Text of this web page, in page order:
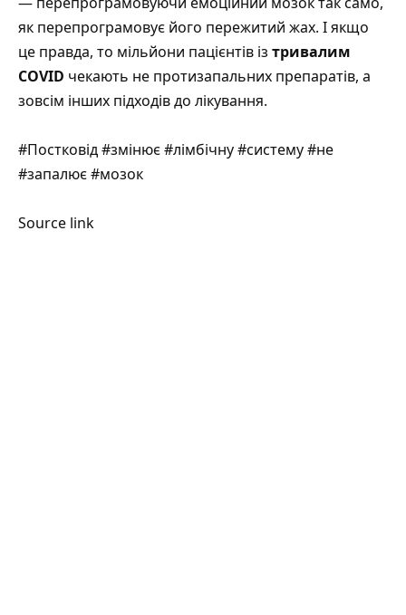
як перепрограмовує його пережитий жах. І якщо
це правда, то мільйони пацієнтів із тривалим
COVID чекають не протизапальних препаратів, а
зовсім інших підходів до лікування.
#Постковід #змінює #лімбічну #систему #не
#запалює #мозок
Source link